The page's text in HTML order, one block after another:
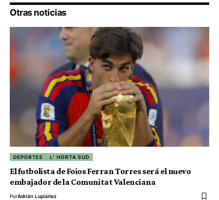
Otras noticias
DEPORTES L' HORTA SUD
El futbolista de Foios Ferran Torres será el nuevo
embajador de la Comunitat Valenciana
PorAdrián Lupiáñez